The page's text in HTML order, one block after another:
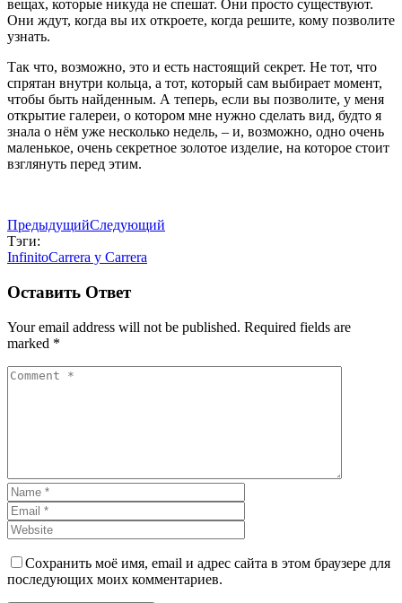
вещах, которые никуда не спешат. Они просто существуют.
Они ждут, когда вы их откроете, когда решите, кому позволите
узнать.
Так что, возможно, это и есть настоящий секрет. Не тот, что
спрятан внутри кольца, а тот, который сам выбирает момент,
чтобы быть найденным. А теперь, если вы позволите, у меня
открытие галереи, о котором мне нужно сделать вид, будто я
знала о нём уже несколько недель, – и, возможно, одно очень
маленькое, очень секретное золотое изделие, на которое стоит
взглянуть перед этим.
ПредыдущийСледующий
Тэги:
InfinitoCarrera y Carrera
Оставить Ответ
Your email address will not be published. Required fields are
marked *
Сохранить моё имя, email и адрес сайта в этом браузере для
последующих моих комментариев.